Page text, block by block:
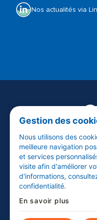
Visiter audika.fr
Nos actualités via
EN
Gestion des
Nous utilisons des
meilleure navigation
et services
visite afin d'améliorer
d'informations,
confidentialité.
En savoir plus